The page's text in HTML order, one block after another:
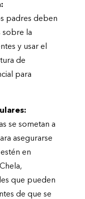
padres deben
sobre la
y usar el
de
para
se sometan a
asegurarse
en
que pueden
de que se